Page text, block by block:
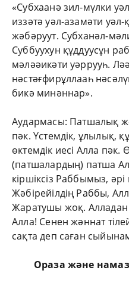
«Субхаанә зил-мүлки
иззәтә уәл-азамәти
жәбәруут. Субханәл-
Суббуухун құддуусұн
мәләәикәти уәррууһ.
нәстәғфирұллааһ
бикә минәннар».
Аудармасы: Патшалық
пәк. Үстемдік, ұлылық,
өктемдік иесі Алла пәк.
(патшалардың) патша
кіршіксіз Раббымыз,
Жәбірейілдің Раббы,
Жаратушы жоқ. Алладан
Алла! Сенен жәннат
сақта деп саған
Ораза және